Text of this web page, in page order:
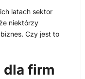
latach sektor
niektórzy
Czy jest to
dla firm